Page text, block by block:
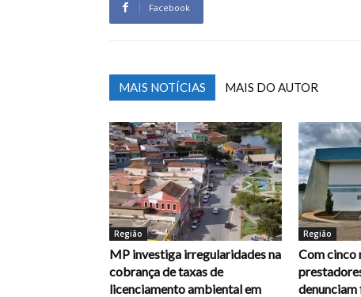
Facebook
MAIS NOTÍCIAS MAIS DO AUTOR
Região
MP investiga irregularidades na
cobrança de taxas de
licenciamento ambiental em
Região
Com cinco